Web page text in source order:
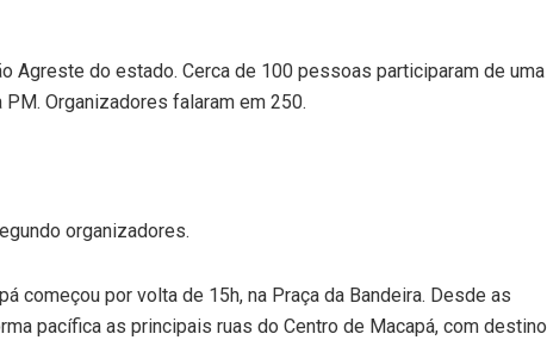
Agreste do estado. Cerca de 100 pessoas participaram de uma
Organizadores falaram em 250.
organizadores.
começou por volta de 15h, na Praça da Bandeira. Desde as
pacífica as principais ruas do Centro de Macapá, com destino